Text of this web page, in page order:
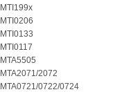
MTI199x
MTI0206
MTI0133
MTI0117
MTA5505
MTA2071/2072
MTA0721/0722/0724